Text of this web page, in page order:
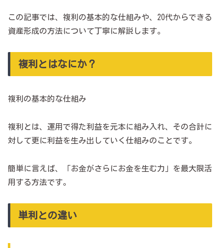
この記事では、複利の基本的な仕組みや、20代からできる
資産形成の方法について丁寧に解説します。
複利とはなにか？
複利の基本的な仕組み
複利とは、運用で得た利益を元本に組み入れ、その合計に
対して更に利益を生み出していく仕組みのことです。
簡単に言えば、「お金がさらにお金を生む力」を最大限活
用する方法です。
単利との違い